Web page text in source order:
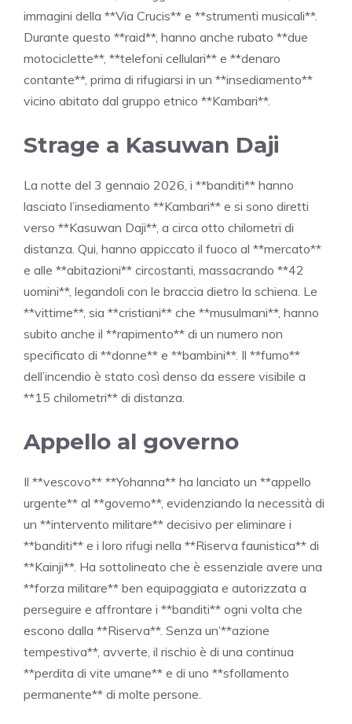
immagini della **Via Crucis** e **strumenti musicali**.
Durante questo **raid**, hanno anche rubato **due
motociclette**, **telefoni cellulari** e **denaro
contante**, prima di rifugiarsi in un **insediamento**
vicino abitato dal gruppo etnico **Kambari**.
Strage a Kasuwan Daji
La notte del 3 gennaio 2026, i **banditi** hanno
lasciato l’insediamento **Kambari** e si sono diretti
verso **Kasuwan Daji**, a circa otto chilometri di
distanza. Qui, hanno appiccato il fuoco al **mercato**
e alle **abitazioni** circostanti, massacrando **42
uomini**, legandoli con le braccia dietro la schiena. Le
**vittime**, sia **cristiani** che **musulmani**, hanno
subito anche il **rapimento** di un numero non
specificato di **donne** e **bambini**. Il **fumo**
dell’incendio è stato così denso da essere visibile a
**15 chilometri** di distanza.
Appello al governo
Il **vescovo** **Yohanna** ha lanciato un **appello
urgente** al **governo**, evidenziando la necessità di
un **intervento militare** decisivo per eliminare i
**banditi** e i loro rifugi nella **Riserva faunistica** di
**Kainji**. Ha sottolineato che è essenziale avere una
**forza militare** ben equipaggiata e autorizzata a
perseguire e affrontare i **banditi** ogni volta che
escono dalla **Riserva**. Senza un’**azione
tempestiva**, avverte, il rischio è di una continua
**perdita di vite umane** e di uno **sfollamento
permanente** di molte persone.